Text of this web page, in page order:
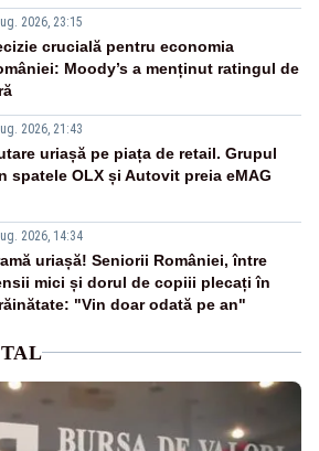
2026, 23:15
crucială pentru economia
Moody’s a menținut ratingul de
2026, 21:43
uriașă pe piața de retail. Grupul
spatele OLX și Autovit preia eMAG
2026, 14:34
uriașă! Seniorii României, între
mici și dorul de copiii plecați în
"Vin doar odată pe an"